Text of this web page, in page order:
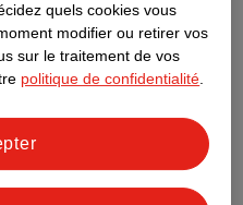
quels cookies vous
modifier ou retirer vos
sur le traitement de vos
politique de confidentialité.